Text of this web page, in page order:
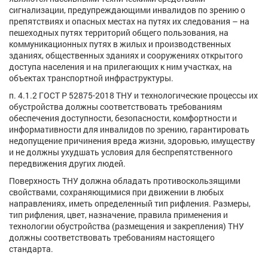
сигнализации, предупреждающими инвалидов по зрению о
препятствиях и опасных местах на путях их следования – на
пешеходных путях территорий общего пользования, на
коммуникационных путях в жилых и производственных
зданиях, общественных зданиях и сооружениях открытого
доступа населения и на прилегающих к ним участках, на
объектах транспортной инфраструктуры.
п. 4.1.2 ГОСТ Р 52875-2018 ТНУ и технологические процессы их
обустройства должны соответствовать требованиям
обеспечения доступности, безопасности, комфортности и
информативности для инвалидов по зрению, гарантировать
недопущение причинения вреда жизни, здоровью, имуществу
и не должны ухудшать условия для беспрепятственного
передвижения других людей.
Поверхность ТНУ должна обладать противоскользящими
свойствами, сохраняющимися при движении в любых
направлениях, иметь определенный тип рифления. Размеры,
тип рифления, цвет, назначение, правила применения и
технологии обустройства (размещения и закрепления) ТНУ
должны соответствовать требованиям настоящего
стандарта.